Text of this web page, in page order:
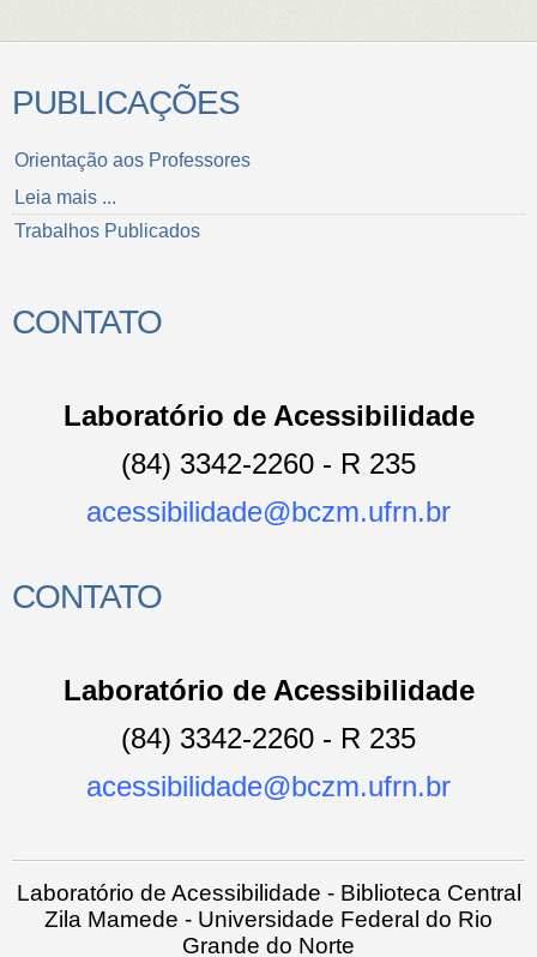
PUBLICAÇÕES
Orientação aos Professores
Leia mais ...
Trabalhos Publicados
CONTATO
Laboratório de Acessibilidade
(84) 3342-2260 - R 235
acessibilidade@bczm.ufrn.br
CONTATO
Laboratório de Acessibilidade
(84) 3342-2260 - R 235
acessibilidade@bczm.ufrn.br
Laboratório de Acessibilidade - Biblioteca Central
Zila Mamede - Universidade Federal do Rio
Grande do Norte